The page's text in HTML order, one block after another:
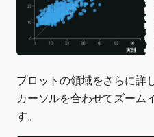
プロットの領域をさらに詳
カーソルを合わせてズーム
す。